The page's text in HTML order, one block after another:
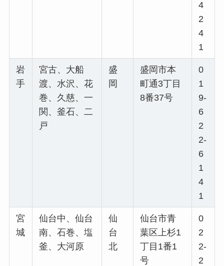
4
2
4
1
岩
手
宮古、大船
渡、水沢、花
巻、久慈、一
関、釜石、二
戸
盛
岡
盛岡市本
町通3丁目
8番37号
0
1
9-
6
2
2-
6
1
4
1
宮
城
仙台中、仙台
南、石巻、塩
釜、大河原
仙
台
北
仙台市青
葉区上杉1
丁目1番1
号
0
2
2-
2